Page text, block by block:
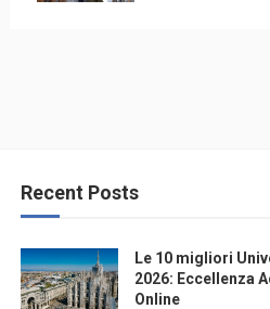
Recent Posts
Le 10 migliori
2026: Eccellenza
Online